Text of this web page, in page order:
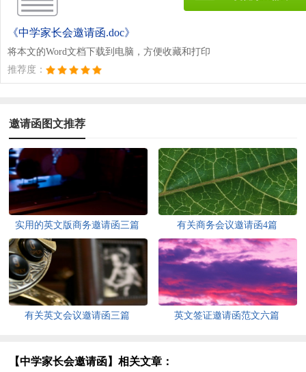
《中学家长会邀请函.doc》
将本文的Word文档下载到电脑，方便收藏和打印
推荐度：
邀请函图文推荐
实用的英文版商务邀请函三篇 有关商务会议邀请函4篇
有关英文会议邀请函三篇 英文签证邀请函范文六篇
【中学家长会邀请函】相关文章：